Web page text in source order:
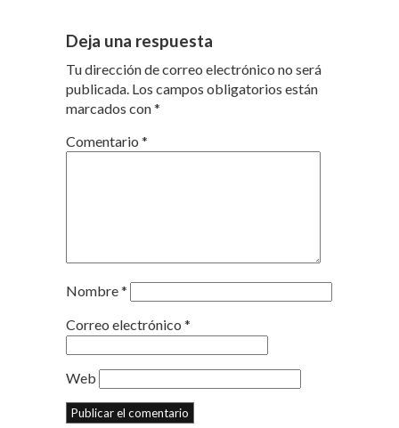
Deja una respuesta
Tu dirección de correo electrónico no será
publicada. Los campos obligatorios están
marcados con*
Comentario *
Nombre*
Correo electrónico *
Web